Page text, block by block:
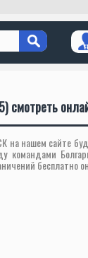
смотреть
на нашем сайте
командами
бесплатно